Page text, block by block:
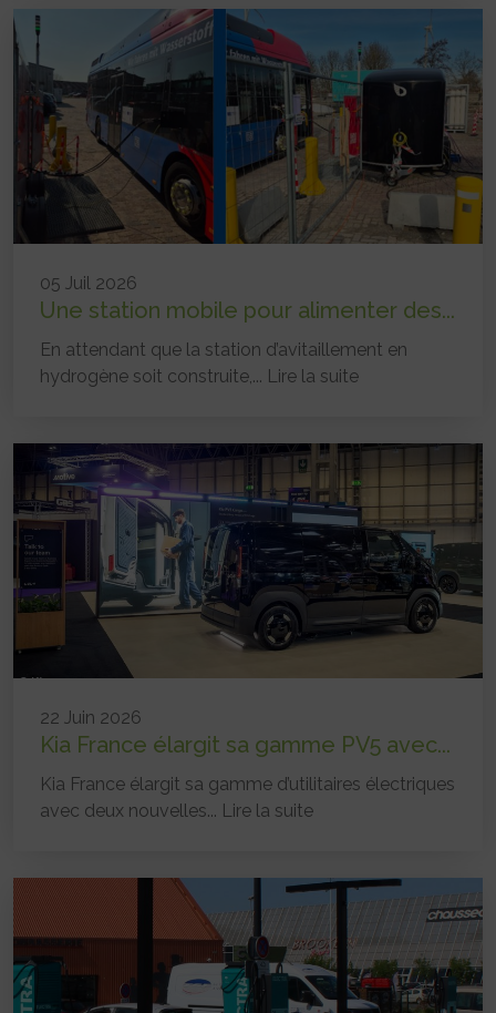
05 Juil 2026
Une station mobile pour alimenter des...
En attendant que la station d’avitaillement en
hydrogène soit construite,... Lire la suite
22 Juin 2026
Kia France élargit sa gamme PV5 avec...
Kia France élargit sa gamme d’utilitaires électriques
avec deux nouvelles... Lire la suite